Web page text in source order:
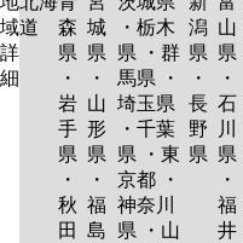
域
詳
細
道
森
県
・
岩
手
県
・
秋
田
城
県
・
山
形
県
・
福
島
・栃木
県 ・群
馬県 ・
埼玉県
・千葉
県 ・東
京都 ・
神奈川
県 ・山
潟
県
・
長
野
県
山
県
・
石
川
県
・
福
井